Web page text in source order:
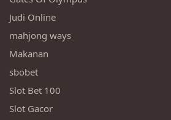
Judi Online
mahjong ways
Makanan
sbobet
Slot Bet 100
Slot Gacor